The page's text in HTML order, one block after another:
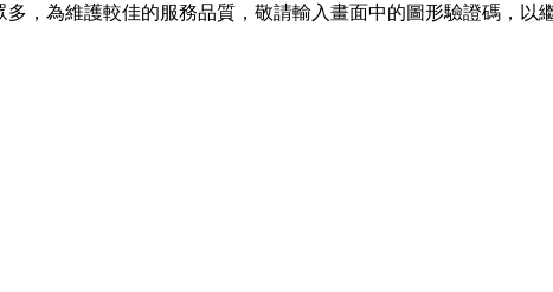
，為維護較佳的服務品質，敬請輸入畫面中的圖形驗證碼，以